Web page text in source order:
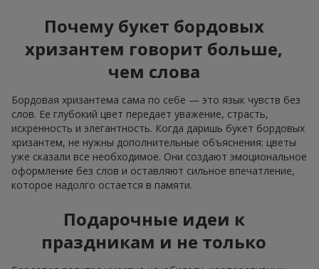
Почему букет бордовых
хризантем говорит больше,
чем слова
Бордовая хризантема сама по себе — это язык чувств без
слов. Ее глубокий цвет передает уважение, страсть,
искренность и элегантность. Когда даришь букет бордовых
хризантем, не нужны дополнительные объяснения: цветы
уже сказали все необходимое. Они создают эмоциональное
оформление без слов и оставляют сильное впечатление,
которое надолго остается в памяти.
Подарочные идеи к
праздникам и не только